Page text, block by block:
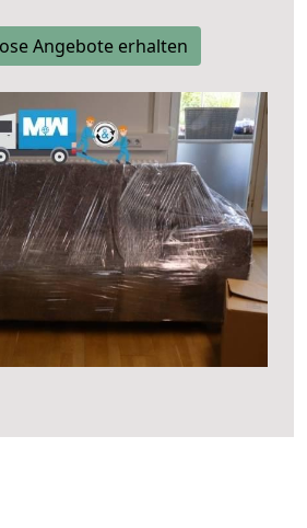
Angebote erhalten